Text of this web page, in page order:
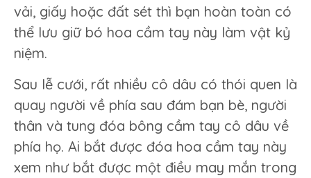
vải, giấy hoặc đất sét thì bạn hoàn toàn có
thể lưu giữ bó hoa cầm tay này làm vật kỷ
niệm.
Sau lễ cưới, rất nhiều cô dâu có thói quen là
quay người về phía sau đám bạn bè, người
thân và tung đóa bông cầm tay cô dâu về
phía họ. Ai bắt được đóa hoa cầm tay này
xem như bắt được một điều may mắn trong